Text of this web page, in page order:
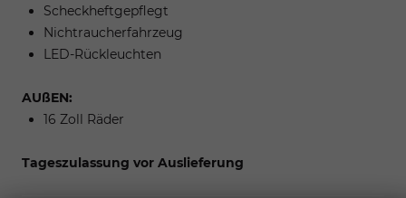
Scheckheftgepflegt
Nichtraucherfahrzeug
LED-Rückleuchten
AUßEN:
16 Zoll Räder
Tageszulassung vor Auslieferung